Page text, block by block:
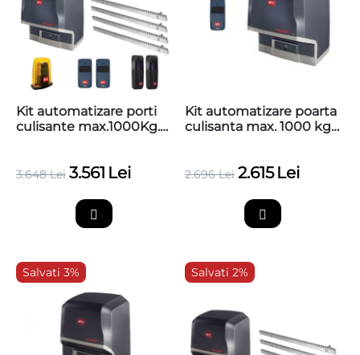
Kit automatizare porti
culisante max.1000Kg.
3.648 Lei 3.561 Lei
Kit automatizare poarta
culisanta max. 1000 kg,
cu Merak, 1
2.696 Lei 2.615 Lei
Salvati 3% Salvati 2%